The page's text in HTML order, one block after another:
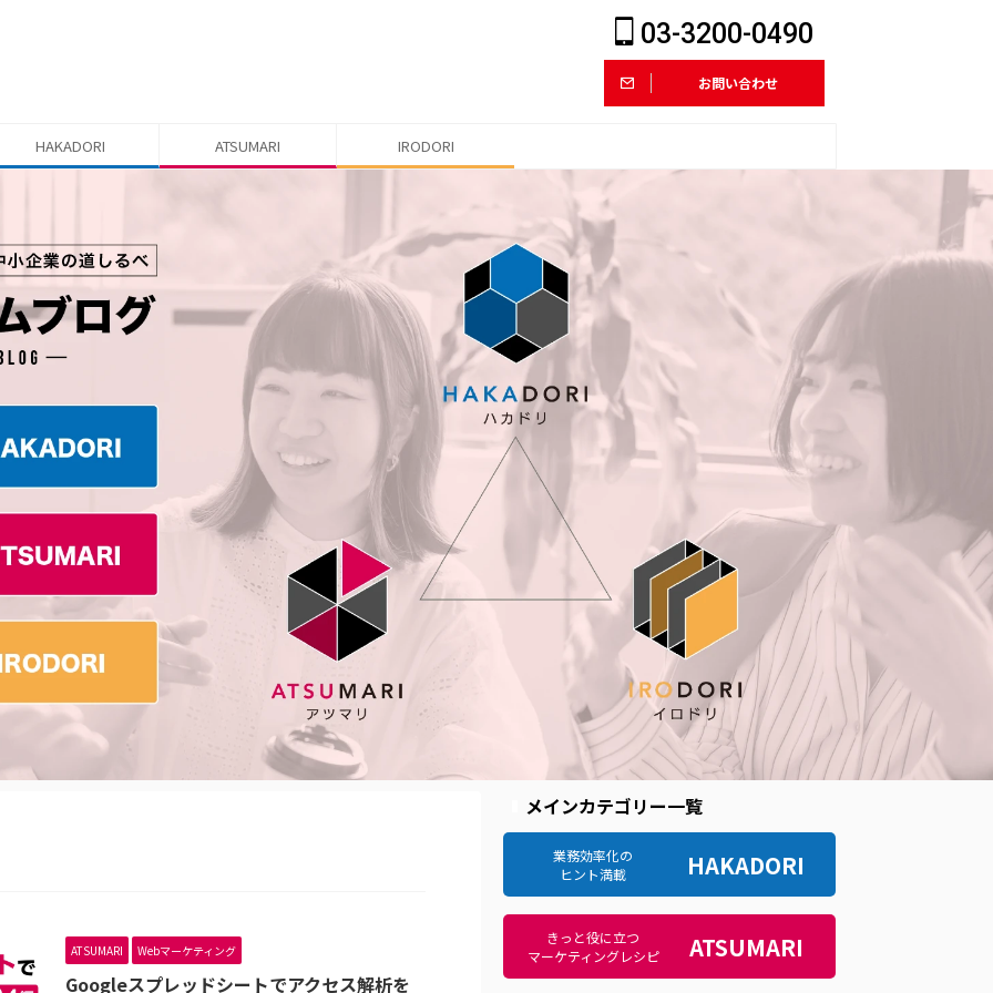
03-3200-0490
お問い合わせ
HAKADORI ATSUMARI IRODORI
ATSUMARI Webマーケティング
Googleスプレッドシートでアクセス解析を
メインカテゴリー一覧
業務効率化の
ヒント満載
HAKADORI
きっと役に立つ
マーケティングレシピ
ATSUMARI